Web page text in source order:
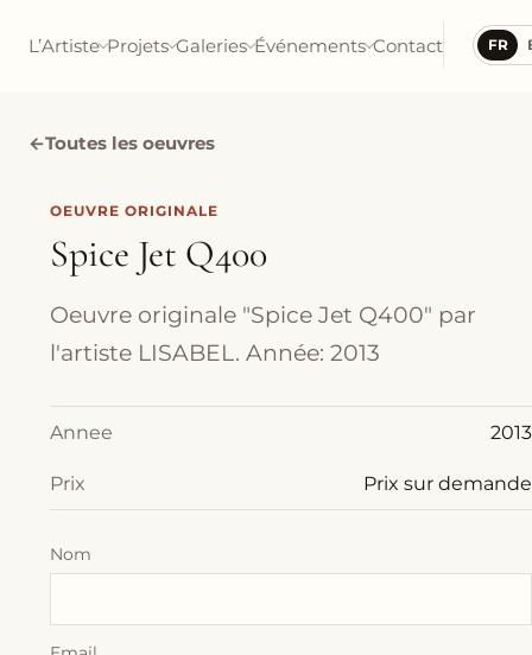
L’Artiste Projets Galeries Événements Contact FR
←Toutes les oeuvres
OEUVRE ORIGINALE
Spice Jet Q400
Oeuvre originale "Spice Jet Q400" par
l'artiste LISABEL. Année: 2013
Annee 2013
Prix Prix sur demande
Nom